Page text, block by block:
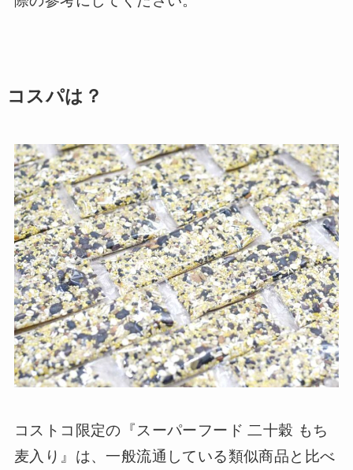
コスパは？
コストコ限定の『スーパーフード 二十穀 もち
麦入り』は、一般流通している類似商品と比べ